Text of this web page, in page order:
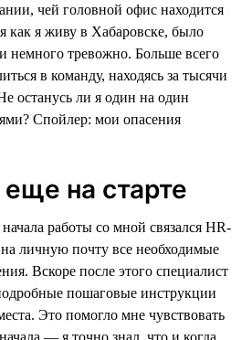
чей головной офис находится
как я живу в Хабаровске, было
немного тревожно. Больше всего
в команду, находясь за тысячи
останусь ли я один на один
Спойлер: мои опасения
на старте
работы со мной связался HR-
личную почту все необходимые
Вскоре после этого специалист
пошаговые инструкции
Это помогло мне чувствовать
— я точно знал, что и когда